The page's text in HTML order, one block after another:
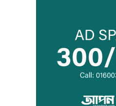
বিদ্যুৎ-
প্রধানমন্ত্রী